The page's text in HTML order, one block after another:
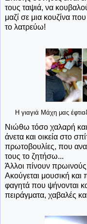
τους ταψιά, να
μαζί σε μια κουζίνα
το λατρεύω!
Η γιαγιά Μάχη μας
Νιώθω τόσο χαλαρή και
άνετα και οικεία στο
πρωτοβουλίες, που
τους το ζητήσω...
Άλλοι πίνουν
Ακούγεται μουσική και
φαγητά που ψήνονται
πειράγματα, χαβαλές